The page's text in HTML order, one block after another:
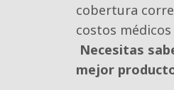
cobertura
costos
Necesitas
mejor